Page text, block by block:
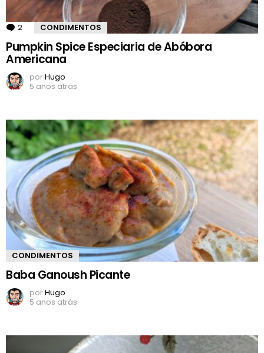
2 Comentários
CONDIMENTOS
Pumpkin Spice Especiaria de Abóbora
Americana
porHugo
5 anos atrás
CONDIMENTOS
Baba Ganoush Picante
porHugo
5 anos atrás